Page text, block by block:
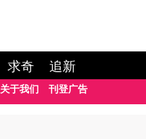
求奇 追新
关于我们 刊登广告